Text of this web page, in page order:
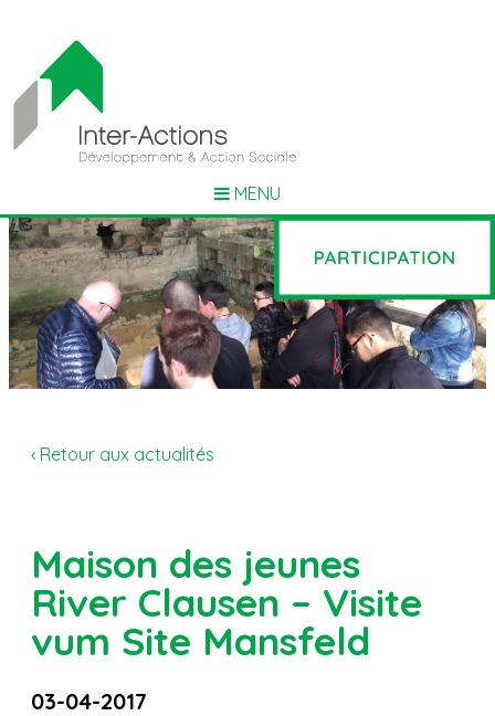
MENU
‹ Retour aux actualités
Maison des jeunes
River Clausen – Visite
vum Site Mansfeld
03-04-2017